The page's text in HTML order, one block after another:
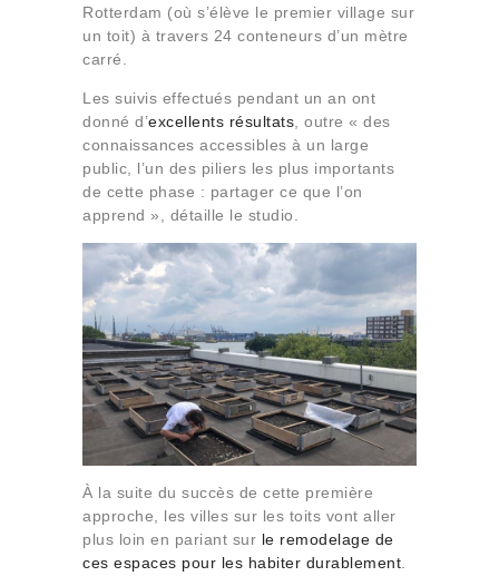
Rotterdam (où s’élève le premier village sur
un toit) à travers 24 conteneurs d’un mètre
carré.
Les suivis effectués pendant un an ont
donné d’excellents résultats , outre « des
connaissances accessibles à un large
public, l’un des piliers les plus importants
de cette phase : partager ce que l’on
apprend », détaille le studio.
À la suite du succès de cette première
approche, les villes sur les toits vont aller
plus loin en pariant sur le remodelage de
ces espaces pour les habiter durablement